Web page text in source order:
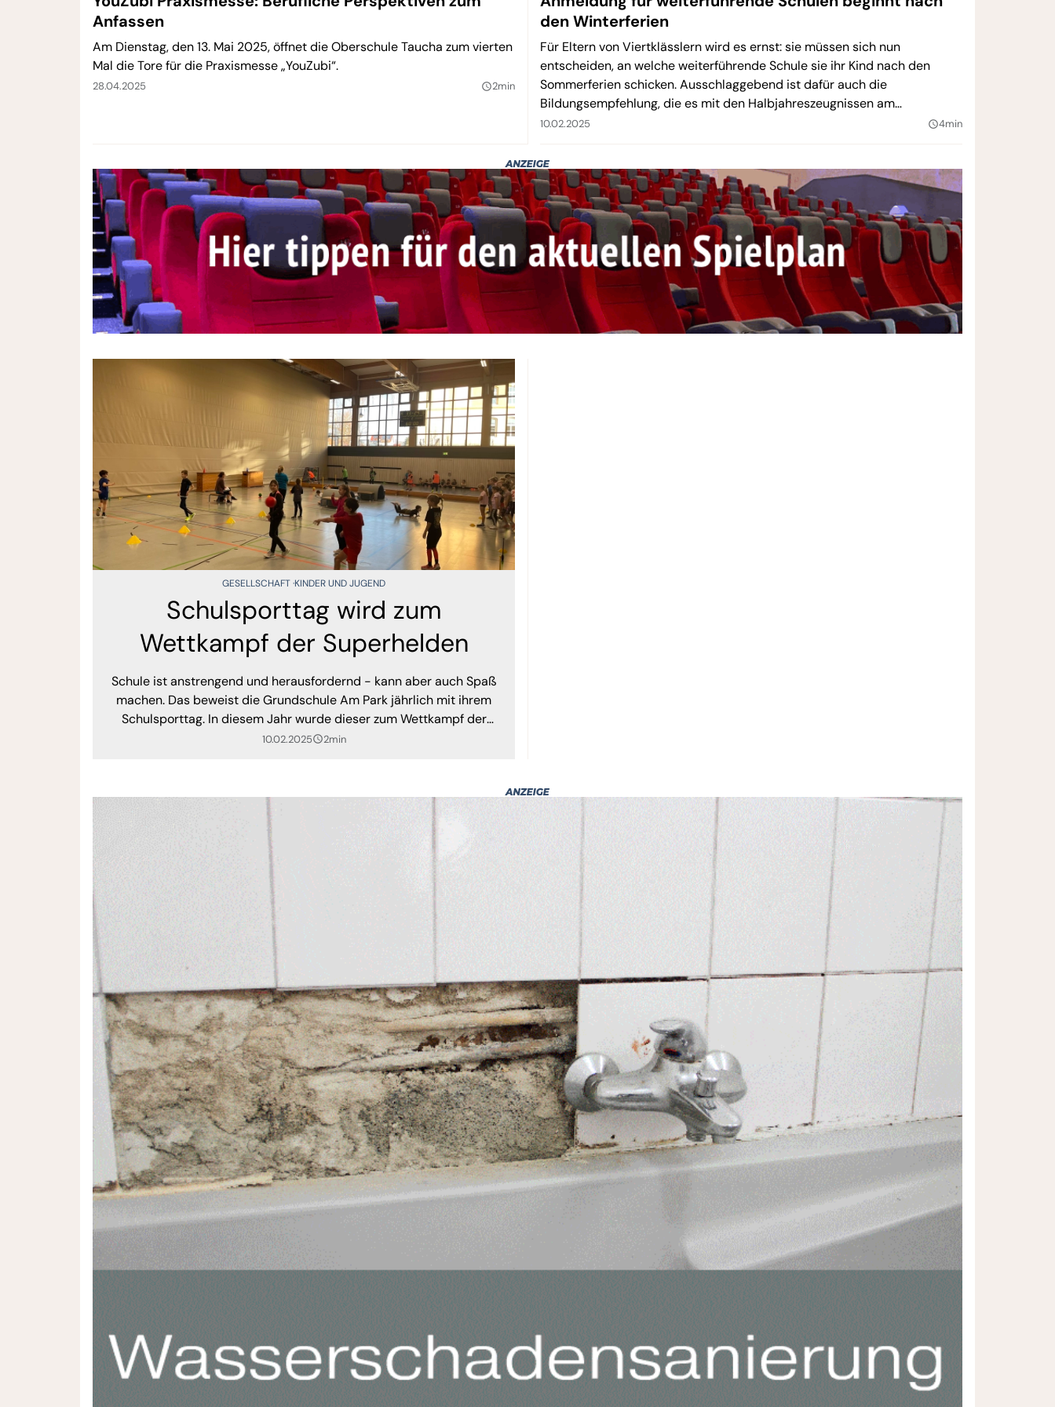
Anfassen
Am Dienstag, den 13. Mai 2025, öffnet die Oberschule Taucha zum vierten
Mal die Tore für die Praxismesse „YouZubi“.
28.04.2025 query_builder2min
den Winterferien
Für Eltern von Viertklässlern wird es ernst: sie müssen sich nun
entscheiden, an welche weiterführende Schule sie ihr Kind nach den
Sommerferien schicken. Ausschlaggebend ist dafür auch die
Bildungsempfehlung, die es mit den Halbjahreszeugnissen am
kommenden Freitag gibt.
10.02.2025 query_builder4min
GESELLSCHAFT KINDER UND JUGEND
Schulsporttag wird zum
Wettkampf der Superhelden
Schule ist anstrengend und herausfordernd - kann aber auch Spaß
machen. Das beweist die Grundschule Am Park jährlich mit ihrem
Schulsporttag. In diesem Jahr wurde dieser zum Wettkampf der
Superhelden.
10.02.2025query_builder2min